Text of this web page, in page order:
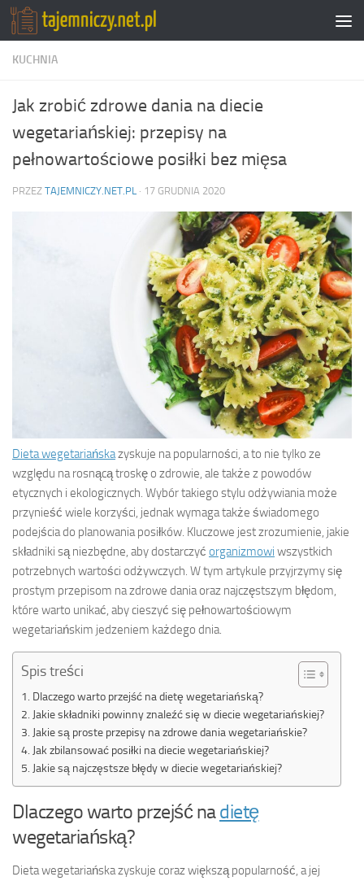
Przejdź do treści
KUCHNIA
Jak zrobić zdrowe dania na diecie
wegetariańskiej: przepisy na
pełnowartościowe posiłki bez mięsa
PRZEZ TAJEMNICZY.NET.PL · 17 GRUDNIA 2020
Dieta wegetariańskazyskuje na popularności, a to nie tylko ze
względu na rosnącą troskę o zdrowie, ale także z powodów
etycznych i ekologicznych. Wybór takiego stylu odżywiania może
przynieść wiele korzyści, jednak wymaga także świadomego
podejścia do planowania posiłków. Kluczowe jest zrozumienie, jakie
składniki są niezbędne, aby dostarczyć organizmowi wszystkich
potrzebnych wartości odżywczych. W tym artykule przyjrzymy się
prostym przepisom na zdrowe dania oraz najczęstszym błędom,
które warto unikać, aby cieszyć się pełnowartościowym
wegetariańskim jedzeniem każdego dnia.
Spis treści
Dlaczego warto przejść na dietę wegetariańską?
Jakie składniki powinny znaleźć się w diecie wegetariańskiej?
Jakie są proste przepisy na zdrowe dania wegetariańskie?
Jak zbilansować posiłki na diecie wegetariańskiej?
Jakie są najczęstsze błędy w diecie wegetariańskiej?
Dlaczego warto przejść nadietę
wegetariańską?
Dieta wegetariańska zyskuje coraz większą popularność, a jej